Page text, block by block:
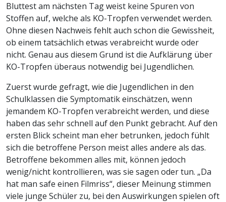
Bluttest am nächsten Tag weist keine Spuren von
Stoffen auf, welche als KO-Tropfen verwendet werden.
Ohne diesen Nachweis fehlt auch schon die Gewissheit,
ob einem tatsächlich etwas verabreicht wurde oder
nicht. Genau aus diesem Grund ist die Aufklärung über
KO-Tropfen überaus notwendig bei Jugendlichen.
Zuerst wurde gefragt, wie die Jugendlichen in den
Schulklassen die Symptomatik einschätzen, wenn
jemandem KO-Tropfen verabreicht werden, und diese
haben das sehr schnell auf den Punkt gebracht. Auf den
ersten Blick scheint man eher betrunken, jedoch fühlt
sich die betroffene Person meist alles andere als das.
Betroffene bekommen alles mit, können jedoch
wenig/nicht kontrollieren, was sie sagen oder tun. „Da
hat man safe einen Filmriss“, dieser Meinung stimmen
viele junge Schüler zu, bei den Auswirkungen spielen oft